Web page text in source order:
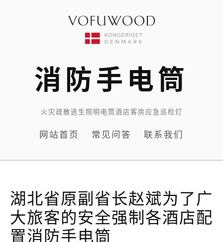
消防手电筒
火灾疏散逃生照明电筒酒店客房应急巡检灯
网站首页 常见问答 联系我们
湖北省原副省长赵斌为了广
大旅客的安全强制各酒店配
置消防手电筒